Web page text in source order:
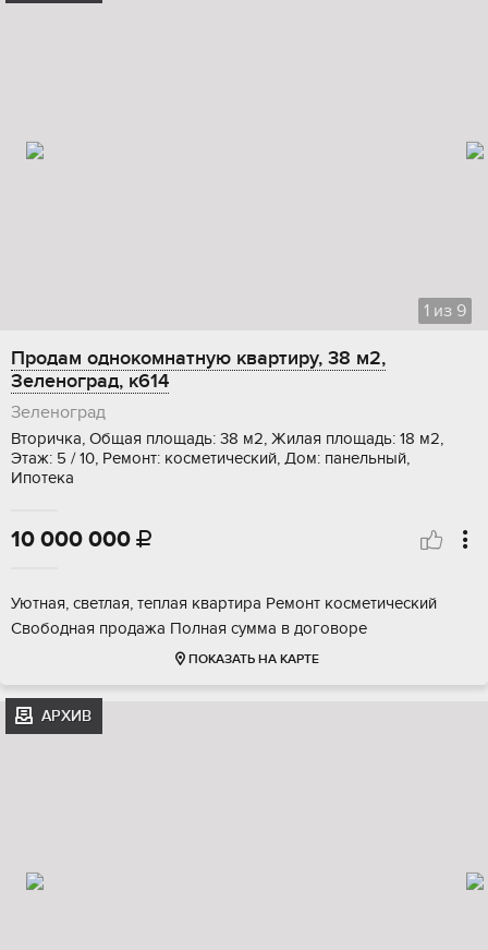
1 из 9
Продам однокомнатную квартиру, 38 м2,
Зеленоград, к614
Зеленоград
Вторичка, Общая площадь: 38 м2, Жилая площадь: 18 м2,
Этаж: 5 / 10, Ремонт: косметический, Дом: панельный,
Ипотека
10 000 000 
Уютная, светлая, теплая квартира Ремонт косметический
Свободная продажа Полная сумма в договоре
ПОКАЗАТЬ НА КАРТЕ
АРХИВ